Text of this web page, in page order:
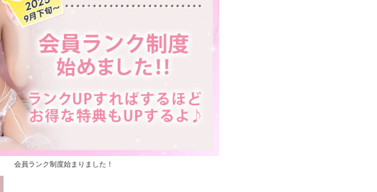
会員ランク制度始まりました！